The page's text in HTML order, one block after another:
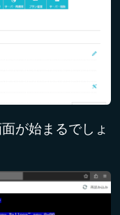
が始まるでしょ